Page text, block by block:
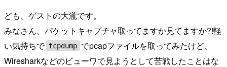
ども、ゲストの大瀧です。
みなさん、パケットキャプチャ取ってますか見てますか?!軽
い気持ちで tcpdump でpcapファイルを取ってみたけど、
Wiresharkなどのビューワで見ようとして苦戦したことはな